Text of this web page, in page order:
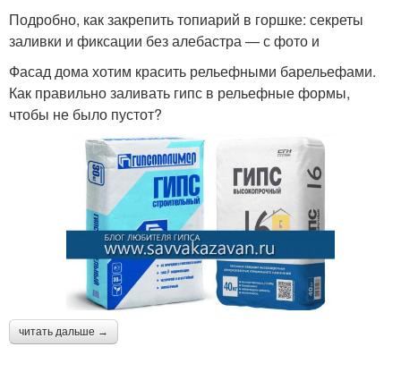
Подробно, как закрепить топиарий в горшке: секреты
заливки и фиксации без алебастра — с фото и
Фасад дома хотим красить рельефными барельефами.
Как правильно заливать гипс в рельефные формы,
чтобы не было пустот?
читать дальше →